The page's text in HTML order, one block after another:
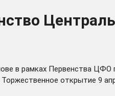
в рамках Первенства
открытие 9